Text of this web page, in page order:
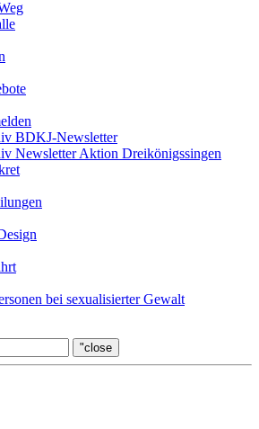
BDKJ-Newsletter
Newsletter Aktion Dreikönigssingen
bei sexualisierter Gewalt
"close